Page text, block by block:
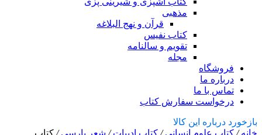
مذهبی
قرآن و نهج البلاغه
کتاب نفیس
تقویم و سالنامه
مجله
فروشگاه
درباره ما
تماس با ما
درخواست سفارش کتاب
بازخورد درباره این کالا
خانه/ کتاب علوم انسانی/ کتاب ادبیات/ شعر پارسی/ کتاب